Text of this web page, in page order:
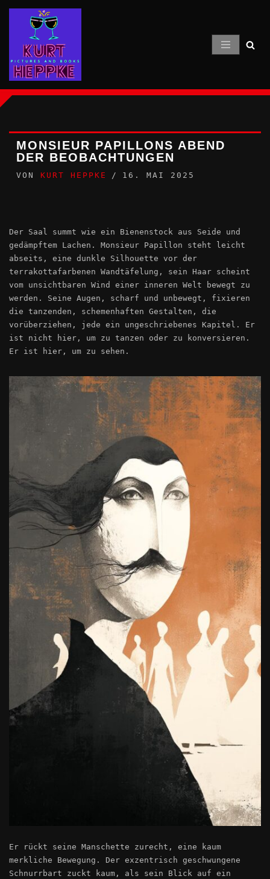
Inhalt
springen
MONSIEUR PAPILLONS ABEND
DER BEOBACHTUNGEN
VON KURT HEPPKE 16. MAI 2025
Der Saal summt wie ein Bienenstock aus Seide und
gedämpftem Lachen. Monsieur Papillon steht leicht
abseits, eine dunkle Silhouette vor der
terrakottafarbenen Wandtäfelung, sein Haar scheint
vom unsichtbaren Wind einer inneren Welt bewegt zu
werden. Seine Augen, scharf und unbewegt, fixieren
die tanzenden, schemenhaften Gestalten, die
vorüberziehen, jede ein ungeschriebenes Kapitel. Er
ist nicht hier, um zu tanzen oder zu konversieren.
Er ist hier, um zu sehen.
Er rückt seine Manschette zurecht, eine kaum
merkliche Bewegung. Der exzentrisch geschwungene
Schnurrbart zuckt kaum, als sein Blick auf ein